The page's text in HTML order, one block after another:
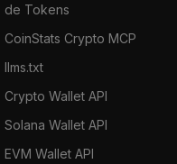
de Tokens
CoinStats Crypto MCP
llms.txt
Crypto Wallet API
Solana Wallet API
EVM Wallet API